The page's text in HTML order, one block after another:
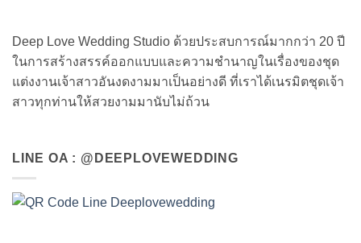
Deep Love Wedding Studio ด้วยประสบการณ์มากกว่า 20 ปี
ในการสร้างสรรค์ออกแบบและความชำนาญในเรื่องของชุด
แต่งงานเจ้าสาวอันงดงามมาเป็นอย่างดี ที่เราได้เนรมิตชุดเจ้า
สาวทุกท่านให้สวยงามมานับไม่ถ้วน
LINE OA : @DEEPLOVEWEDDING